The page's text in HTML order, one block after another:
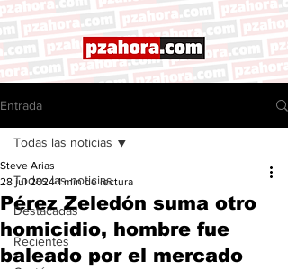
Entrada
Todas las noticias
Destacadas
Recientes
Todas las noticias
Pérez Zeledón suma otro
homicidio, hombre fue
baleado por el mercado
Steve Arias
28 jul 2024 1 min de lectura